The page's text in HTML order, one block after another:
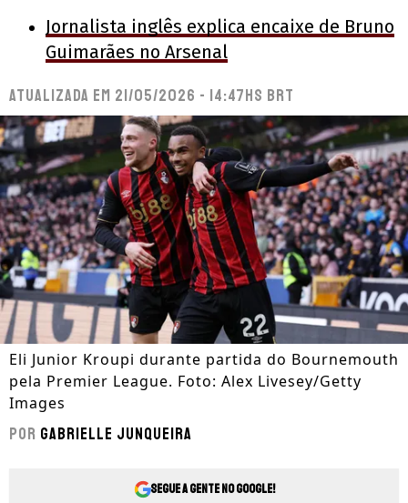
Jornalista inglês explica encaixe de Bruno
Guimarães no Arsenal
Atualizada em 21/05/2026 - 14:47hs BRT
Eli Junior Kroupi durante partida do Bournemouth
pela Premier League. Foto: Alex Livesey/Getty
Images
Por Gabrielle Junqueira
Segue a gente no Google!